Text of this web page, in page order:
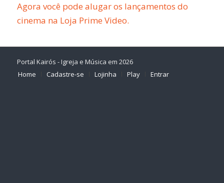
Agora você pode alugar os lançamentos do
cinema na Loja Prime Video.
Portal Kairós - Igreja e Música em 2026
Home
Cadastre-se Lojinha Play Entrar